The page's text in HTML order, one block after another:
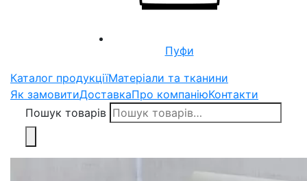
Пуфи
Каталог продукціїМатеріали та тканини
Як замовитиДоставкаПро компаніюКонтакти
Пошук товарів